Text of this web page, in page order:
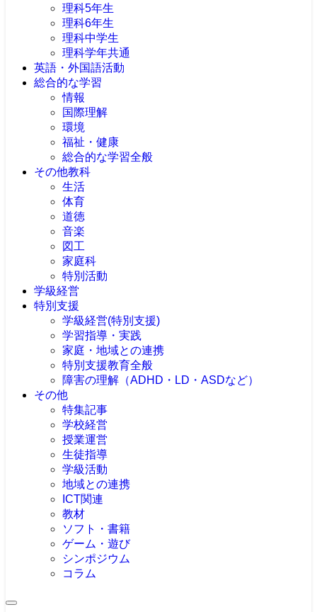
理科5年生
理科6年生
理科中学生
理科学年共通
英語・外国語活動
総合的な学習
情報
国際理解
環境
福祉・健康
総合的な学習全般
その他教科
生活
体育
道徳
音楽
図工
家庭科
特別活動
学級経営
特別支援
学級経営(特別支援)
学習指導・実践
家庭・地域との連携
特別支援教育全般
障害の理解（ADHD・LD・ASDなど）
その他
特集記事
学校経営
授業運営
生徒指導
学級活動
地域との連携
ICT関連
教材
ソフト・書籍
ゲーム・遊び
シンポジウム
コラム